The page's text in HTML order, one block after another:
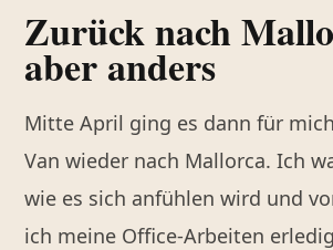
Zurück nach
aber anders
Mitte April ging es dann für
Van wieder nach Mallorca. Ich
wie es sich anfühlen wird und
ich meine Office-Arbeiten